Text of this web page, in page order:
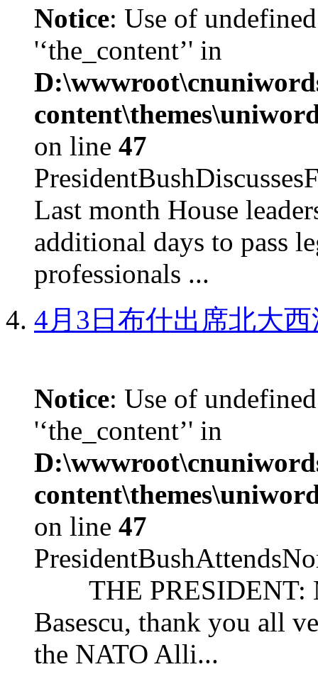
Notice: Use of
'‘the_content’' in
on line 47
Last month House
additional days to pass
professionals ...
4月3日布什出席北大
Notice: Use of
'‘the_content’' in
on line 47
THE PRESIDENT:
Basescu, thank you all
the NATO Alli...